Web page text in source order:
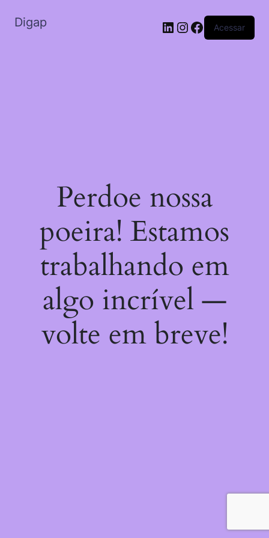
Digap Acessar
Perdoe nossa
poeira! Estamos
trabalhando em
algo incrível —
volte em breve!